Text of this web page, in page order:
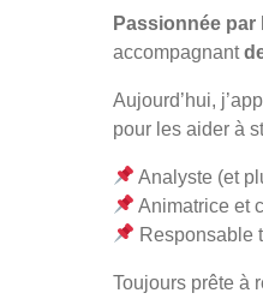
Passionnée
accompagnant
Aujourd’hui,
pour les aider à
Analyste (et
Animatrice et
Responsable
Toujours prête à